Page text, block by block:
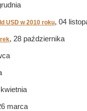
USD w 2010 roku, 04
, 28 października
marca